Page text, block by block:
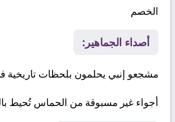
الخصم
أصداء الجماهير:
مشجعو إنبي يحلمون بلحظات تاريخية
أجواء غير مسبوقة من الحماس تُحيط